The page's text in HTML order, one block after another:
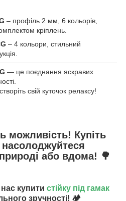
– профіль 2 мм, 6 кольорів,
кріплень.
– 4 кольори, стильний
— це поєднання яскравих
свій куточок релаксу!
можливість! Купіть
насолоджуйтеся
або вдома! 🌳
купити стійку під гамак
зручності! 🏕️